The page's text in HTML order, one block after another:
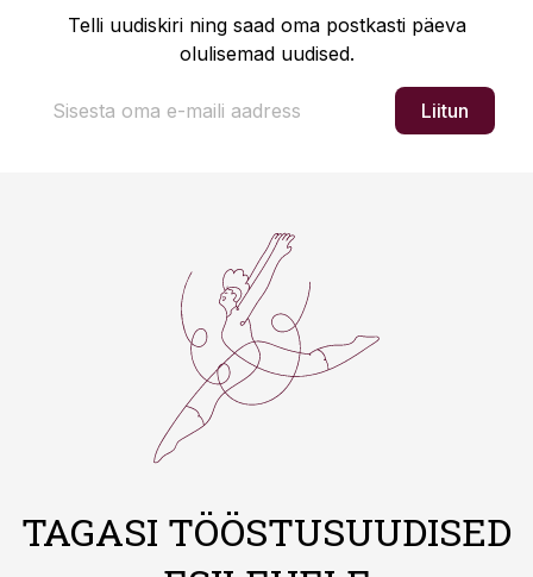
Telli uudiskiri ning saad oma postkasti päeva
olulisemad uudised.
Liitun
TAGASI TÖÖSTUSUUDISED